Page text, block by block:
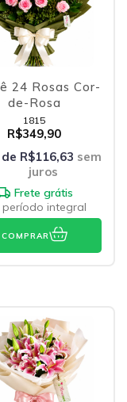
24 Rosas Cor-
de-Rosa
1815
R$349,90
R$116,63 sem
juros
Frete grátis
período integral
COMPRAR